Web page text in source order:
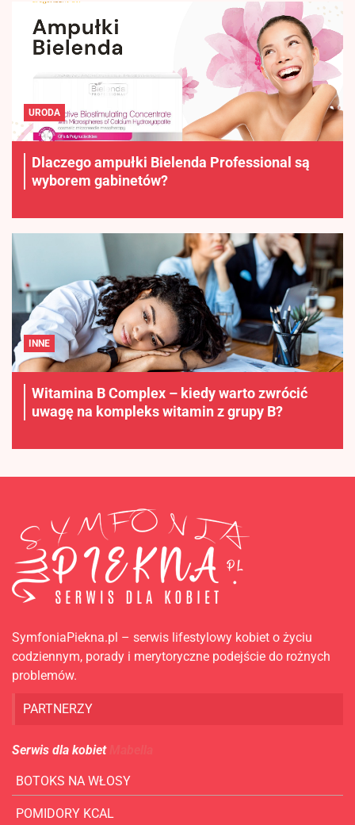
URODA
Dlaczego ampułki Bielenda Professional są
wyborem gabinetów?
INNE
Witamina B Complex – kiedy warto zwrócić
uwagę na kompleks witamin z grupy B?
SymfoniaPiekna.pl – serwis lifestylowy kobiet o życiu
codziennym, porady i merytoryczne podejście do rożnych
problemów.
PARTNERZY
Serwis dla kobiet
BOTOKS NA WŁOSY
POMIDORY KCAL